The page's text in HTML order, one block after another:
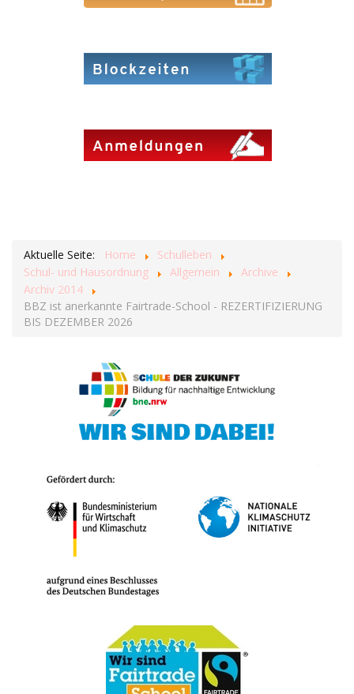
Aktuelle Seite: Home
Schulleben
Schul- und Hausordnung
Allgemein
Archive
Archiv 2014
BBZ ist anerkannte Fairtrade-School - REZERTIFIZIERUNG
BIS DEZEMBER 2026